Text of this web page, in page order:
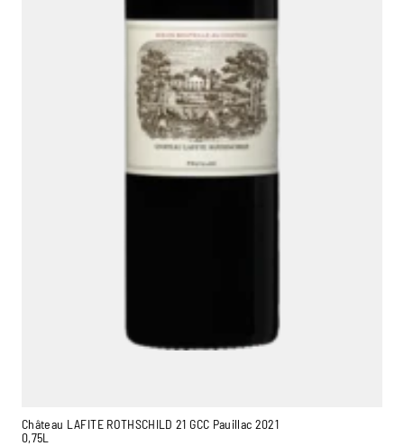
Château LAFITE ROTHSCHILD 21 GCC Pauillac 2021
0,75L